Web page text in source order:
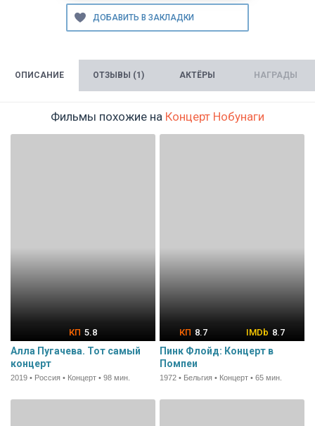
ОПИСАНИЕ ОТЗЫВЫ (1) АКТЁРЫ НАГРАДЫ
Фильмы похожие на Концерт Нобунаги
5.8
Алла Пугачева. Тот самый
концерт
2019 • Россия • Концерт • 98 мин.
8.7 8.7
Пинк Флойд: Концерт в
Помпеи
1972 • Бельгия • Концерт • 65 мин.